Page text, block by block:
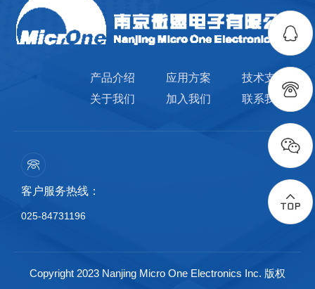
产品介绍 应用方案
技术支持
关于我们
加入我们 联系我们
客户服务热线：
025-84731196
Copyright 2023 Nanjing Micro One Electronics Inc. 版权